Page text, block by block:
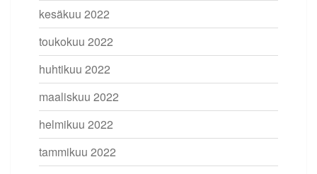
kesäkuu 2022
toukokuu 2022
huhtikuu 2022
maaliskuu 2022
helmikuu 2022
tammikuu 2022